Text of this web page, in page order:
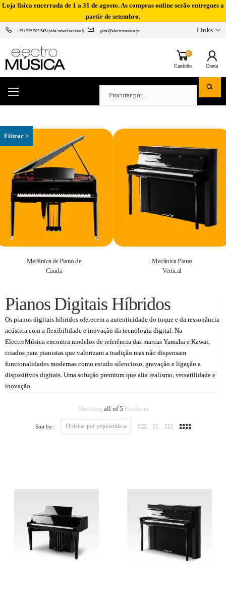
Loja física encerrada de 1 a 31 de agosto. As compras online serão entregues a
partir de setembro.
+351 925 982 545 (rede móvel nacional) geral@electromusica.pt Links
0
Carrinho Conta
Mecânica de Piano de
Cauda
Mecânica Piano
Vertical
Pianos Digitais Híbridos
Os pianos digitais híbridos oferecem a autenticidade do toque e da ressonância
acústica com a flexibilidade e inovação da tecnologia digital. Na
ElectroMúsica encontra modelos de referência das marcas Yamaha e Kawai,
criados para pianistas que valorizam a tradição mas não dispensam
funcionalidades modernas como estudo silencioso, gravação e ligação a
dispositivos digitais. Uma solução premium que alia realismo, versatilidade e
inovação.
Showing all of 5 Products
Sort by: